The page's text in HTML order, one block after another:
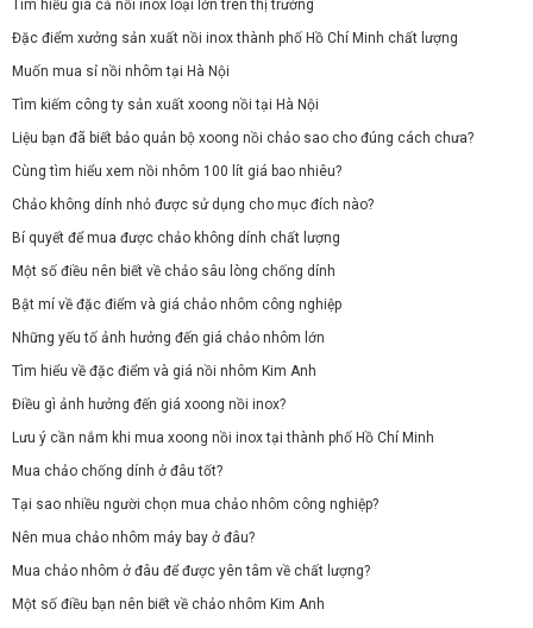
Tìm hiểu giá cả nồi inox loại lớn trên thị trường
Đặc điểm xưởng sản xuất nồi inox thành phố Hồ Chí Minh chất lượng
Muốn mua sỉ nồi nhôm tại Hà Nội
Tìm kiếm công ty sản xuất xoong nồi tại Hà Nội
Liệu bạn đã biết bảo quản bộ xoong nồi chảo sao cho đúng cách chưa?
Cùng tìm hiểu xem nồi nhôm 100 lít giá bao nhiêu?
Chảo không dính nhỏ được sử dụng cho mục đích nào?
Bí quyết để mua được chảo không dính chất lượng
Một số điều nên biết về chảo sâu lòng chống dính
Bật mí về đặc điểm và giá chảo nhôm công nghiệp
Những yếu tố ảnh hưởng đến giá chảo nhôm lớn
Tìm hiểu về đặc điểm và giá nồi nhôm Kim Anh
Điều gì ảnh hưởng đến giá xoong nồi inox?
Lưu ý cần nắm khi mua xoong nồi inox tại thành phố Hồ Chí Minh
Mua chảo chống dính ở đâu tốt?
Tại sao nhiều người chọn mua chảo nhôm công nghiệp?
Nên mua chảo nhôm máy bay ở đâu?
Mua chảo nhôm ở đâu để được yên tâm về chất lượng?
Một số điều bạn nên biết về chảo nhôm Kim Anh